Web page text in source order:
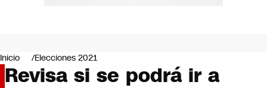
Negocios
Deportes
Programas completos
Inicio Elecciones 2021
Revisa si se podrá ir a